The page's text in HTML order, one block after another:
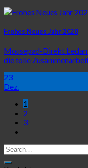
Frohes Neues Jahr 2020
Mousepad-Direkt
die tolle
23
Dez.
1
2
3